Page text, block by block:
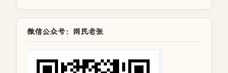
微信公众号：网民老张